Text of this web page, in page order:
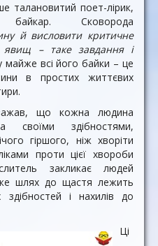
талановитий поет-лірик,
Сковорода
й висловити критичне
явищ – таке завдання і
майже всі його байки – це
в простих життєвих
що кожна людина
своїми здібностями,
гіршого, ніж хворіти
проти цієї хвороби
закликає людей
шлях до щастя лежить
здібностей і нахилів до
Ці